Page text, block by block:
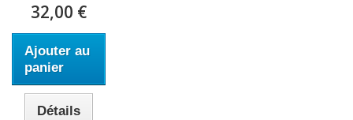
32,00 €
Ajouter au
panier
Détails